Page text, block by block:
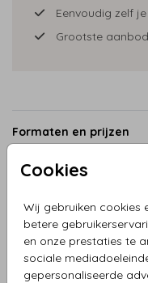
Cookies
Wij gebruiken cookies
betere
en onze prestaties te
sociale
gepersonaliseerde
Eenvoudig zelf
Grootste
Formaten en prijzen
Omschrijving
Uitnodiging jubileum